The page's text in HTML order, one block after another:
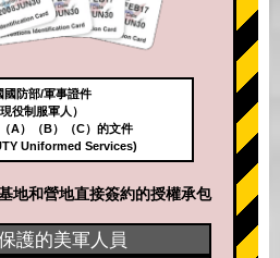
國防部/軍事證件
現役制服軍人）
A）（B）（C）的文件
Uniformed Services)
地和營地直接簽約的授權承包
護的美軍人員